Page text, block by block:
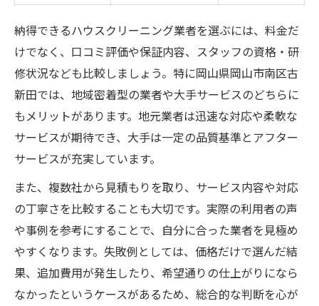
納得できるハウスクリーニング業者を選ぶには、料金だ
けでなく、口コミ評価や保証内容、スタッフの資格・研
修状況なども比較しましょう。特に岡山県岡山市南区古
新田では、地域密着型の業者や大手サービスのどちらに
もメリットがあります。地元業者は迅速な対応や柔軟な
サービスが期待でき、大手は一定の品質基準とアフター
サービスが充実しています。
また、複数社から見積もりを取り、サービス内容や対応
の丁寧さを比較することも大切です。実際の利用者の声
や事例を参考にすることで、自分に合った業者を見極め
やすくなります。失敗例としては、価格だけで選んだ結
果、追加費用が発生したり、希望通りの仕上がりになら
なかったというケースがあるため、総合的な判断を心が